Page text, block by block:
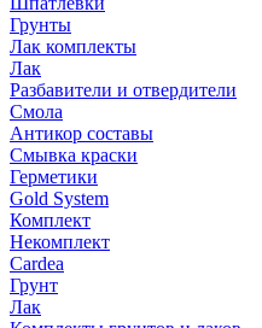
Грунты
Лак комплекты
Лак
Разбавители и отвердители
Смола
Антикор составы
Смывка краски
Герметики
Gold System
Комплект
Некомплект
Cardea
Грунт
Лак